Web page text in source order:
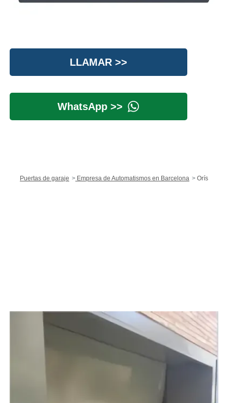
LLAMAR >>
WhatsApp >>
Puertas de garaje Empresa de Automatismos en Barcelona Orís